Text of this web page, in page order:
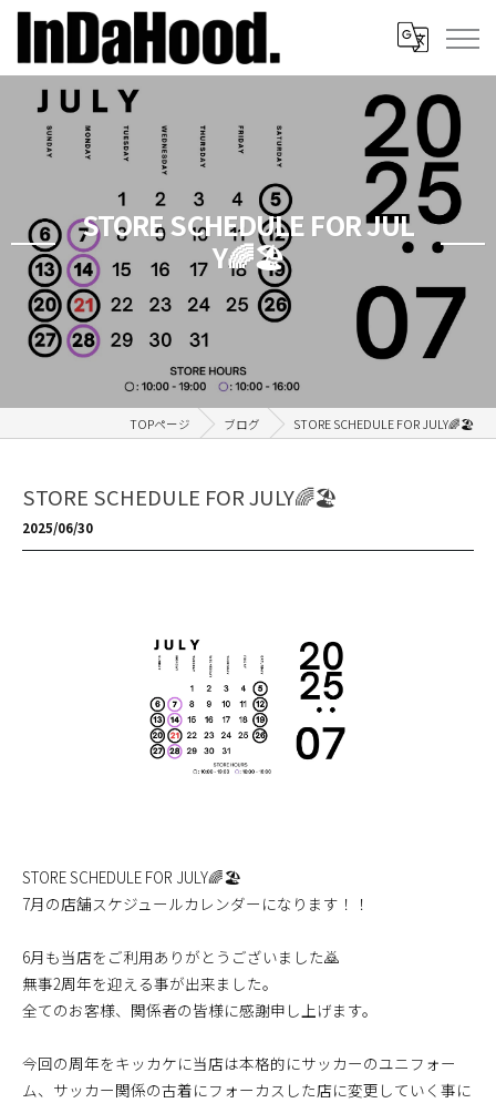
STORE SCHEDULE FOR JUL
Y🌈🏖️
TOPページ ブログ STORE SCHEDULE FOR JULY🌈🏖️
STORE SCHEDULE FOR JULY🌈🏖️
2025/06/30
STORE SCHEDULE FOR JULY🌈🏖️
7月の店舗スケジュールカレンダーになります！！
6月も当店をご利用ありがとうございました🙇
無事2周年を迎える事が出来ました。
全てのお客様、関係者の皆様に感謝申し上げます。
今回の周年をキッカケに当店は本格的にサッカーのユニフォー
ム、サッカー関係の古着にフォーカスした店に変更していく事に